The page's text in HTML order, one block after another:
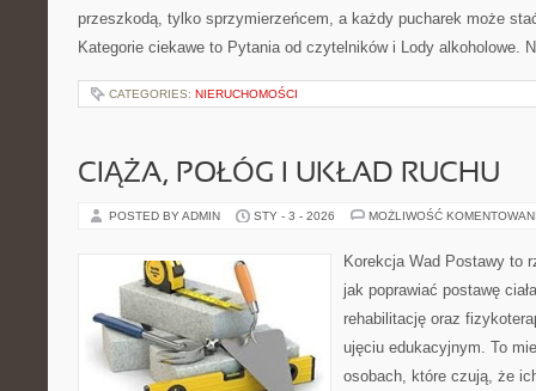
przeszkodą, tylko sprzymierzeńcem, a każdy pucharek może
Kategorie ciekawe to Pytania od czytelników i Lody alkoholowe.
CATEGORIES: NIERUCHOMOŚCI
CIĄŻA, POŁÓG I UKŁAD RUCHU
POSTED BY ADMIN STY - 3 - 2026 MOŻLIWOŚĆ
Korekcja Wad Postawy to
jak poprawiać postawę
rehabilitację oraz
ujęciu edukacyjnym. To
osobach, które czują, że